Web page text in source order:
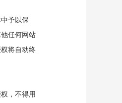
予以保
任何网站
将自动终
，不得用